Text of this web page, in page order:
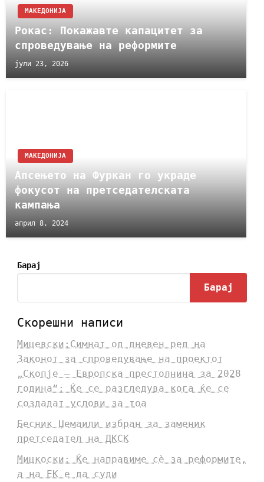
МАКЕДОНИЈА
Рокас: Покажавте капацитет за
спроведување на реформите
јули 23, 2026
МАКЕДОНИЈА
Апсењето на Фуркан го украде
фокусот на претседателската
кампања
април 8, 2024
Барај
Барај
Скорешни написи
Мицевски:Симнат од дневен ред на
Законот за спроведување на проектот
„Скопје – Европска престолнина за 2028
година“: Ќе се разгледува кога ќе се
создадат услови за тоа
Бесник Џемаили избран за заменик
претседател на ДКСК
Мицкоски: Ќе направиме сè за реформите,
а на ЕК е да суди